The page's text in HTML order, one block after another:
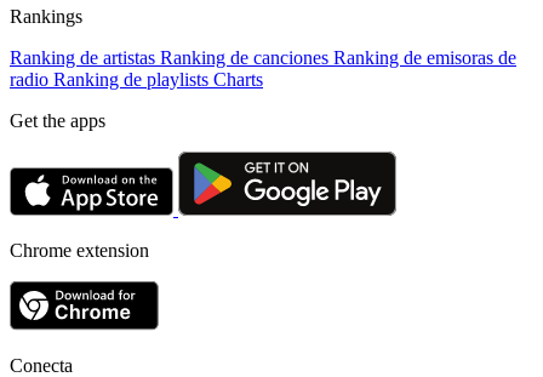
Rankings
Ranking de artistas Ranking de canciones Ranking de emisoras de
radio Ranking de playlists Charts
Get the apps
Chrome extension
Conecta